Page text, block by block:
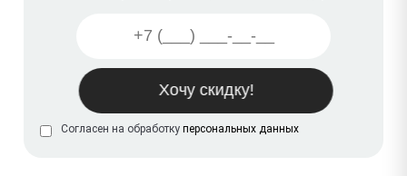
Согласен на обработку персональных данных